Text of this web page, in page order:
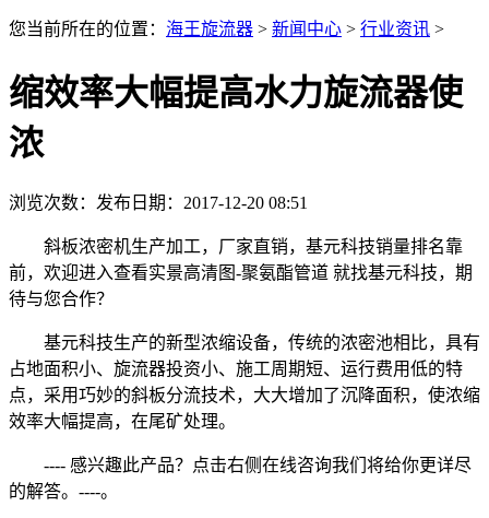
您当前所在的位置： 海王旋流器 > 新闻中心 > 行业资讯 >
缩效率大幅提高水力旋流器使
浓
浏览次数： 发布日期：2017-12-20 08:51
斜板浓密机生产加工，厂家直销，基元科技销量排名靠
前，欢迎进入查看实景高清图-聚氨酯管道 就找基元科技，期
待与您合作？
基元科技生产的新型浓缩设备，传统的浓密池相比，具有
占地面积小、旋流器投资小、施工周期短、运行费用低的特
点，采用巧妙的斜板分流技术，大大增加了沉降面积，使浓缩
效率大幅提高，在尾矿处理。
---- 感兴趣此产品？点击右侧在线咨询我们将给你更详尽
的解答。----。